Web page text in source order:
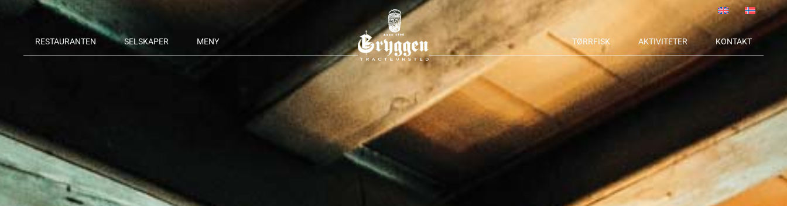
RESTAURANTEN SELSKAPER MENY TØRRFISK AKTIVITETER KONTAKT